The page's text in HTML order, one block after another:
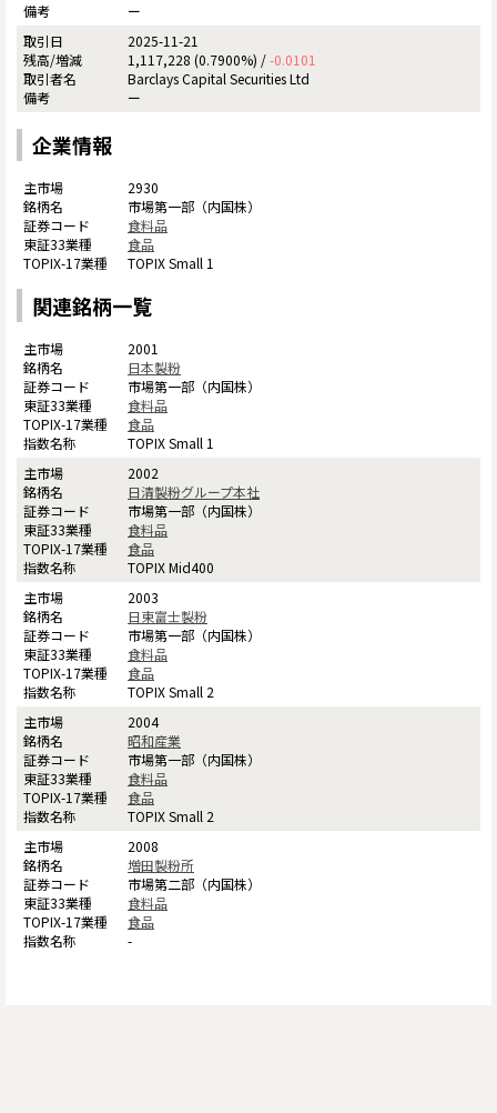
ー
2025-11-21
1,117,228 (0.7900%) /-0.0101
Barclays Capital Securities Ltd
ー
企業情報
2930
市場第一部（内国株）
食料品
食品
TOPIX Small 1
関連銘柄一覧
2001
日本製粉
市場第一部（内国株）
食料品
食品
TOPIX Small 1
2002
日清製粉グループ本社
市場第一部（内国株）
食料品
食品
TOPIX Mid400
2003
日東富士製粉
市場第一部（内国株）
食料品
食品
TOPIX Small 2
2004
昭和産業
市場第一部（内国株）
食料品
食品
TOPIX Small 2
2008
増田製粉所
市場第二部（内国株）
食料品
食品
-